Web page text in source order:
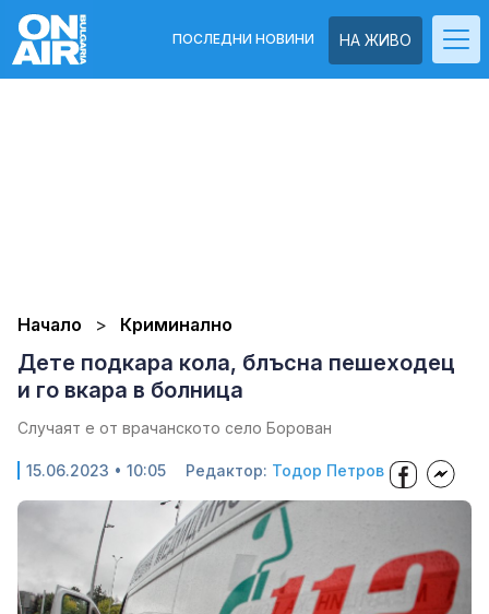
НА ЖИВО
ПОСЛЕДНИ НОВИНИ
Начало Криминално
Дете подкара кола, блъсна пешеходец
и го вкара в болница
Случаят е от врачанското село Борован
15.06.2023 • 10:05 Редактор: Тодор Петров